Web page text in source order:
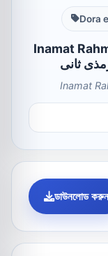
Inamat
ثانی
Inamat
ডাউনলোড করুন